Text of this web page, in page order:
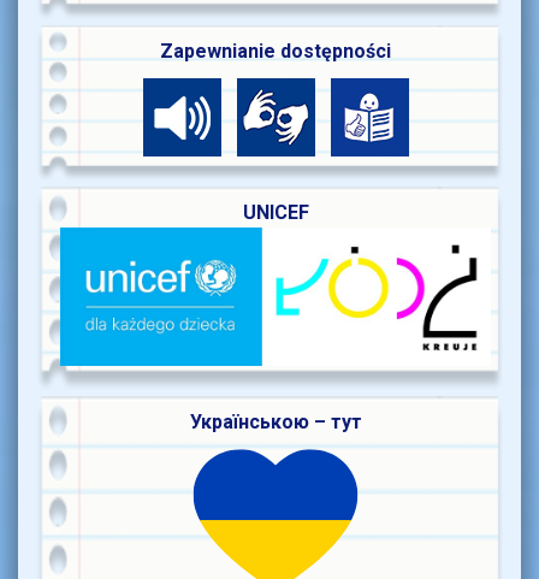
Zapewnianie dostępności
UNICEF
Українською – тут